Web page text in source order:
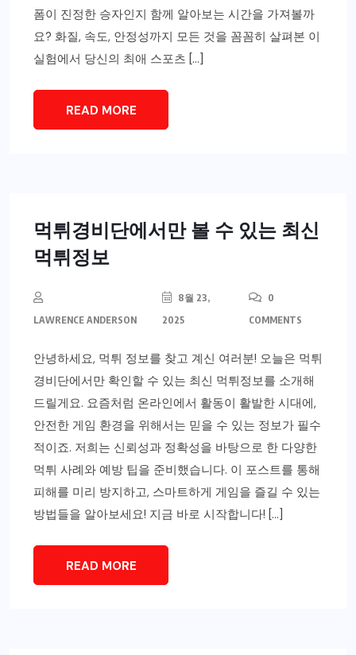
폼이 진정한 승자인지 함께 알아보는 시간을 가져볼까
요? 화질, 속도, 안정성까지 모든 것을 꼼꼼히 살펴본 이
실험에서 당신의 최애 스포츠 […]
READ MORE
먹튀경비단에서만 볼 수 있는 최신
먹튀정보
LAWRENCE ANDERSON
8월 23,
2025
0
COMMENTS
안녕하세요, 먹튀 정보를 찾고 계신 여러분! 오늘은 먹튀
경비단에서만 확인할 수 있는 최신 먹튀정보를 소개해
드릴게요. 요즘처럼 온라인에서 활동이 활발한 시대에,
안전한 게임 환경을 위해서는 믿을 수 있는 정보가 필수
적이죠. 저희는 신뢰성과 정확성을 바탕으로 한 다양한
먹튀 사례와 예방 팁을 준비했습니다. 이 포스트를 통해
피해를 미리 방지하고, 스마트하게 게임을 즐길 수 있는
방법들을 알아보세요! 지금 바로 시작합니다! […]
READ MORE